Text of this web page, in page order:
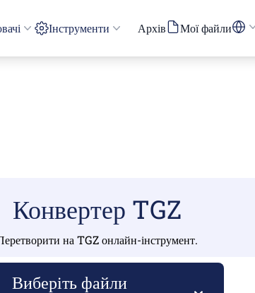
Інструменти Архів Мої файли
Конвертер TGZ
на TGZ онлайн-інструмент.
Виберіть файли